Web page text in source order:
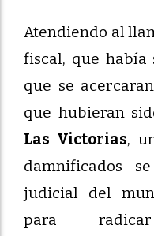
Atendiendo al
fiscal, que había
que se
que hubieran
Las Victorias,
damnificados
judicial del
para